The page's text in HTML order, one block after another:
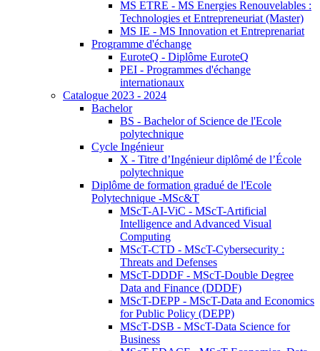
MS ETRE - MS Energies Renouvelables :
Technologies et Entrepreneuriat (Master)
MS IE - MS Innovation et Entreprenariat
Programme d'échange
EuroteQ - Diplôme EuroteQ
PEI - Programmes d'échange
internationaux
Catalogue 2023 - 2024
Bachelor
BS - Bachelor of Science de l'Ecole
polytechnique
Cycle Ingénieur
X - Titre d’Ingénieur diplômé de l’École
polytechnique
Diplôme de formation gradué de l'Ecole
Polytechnique -MSc&T
MScT-AI-ViC - MScT-Artificial
Intelligence and Advanced Visual
Computing
MScT-CTD - MScT-Cybersecurity :
Threats and Defenses
MScT-DDDF - MScT-Double Degree
Data and Finance (DDDF)
MScT-DEPP - MScT-Data and Economics
for Public Policy (DEPP)
MScT-DSB - MScT-Data Science for
Business